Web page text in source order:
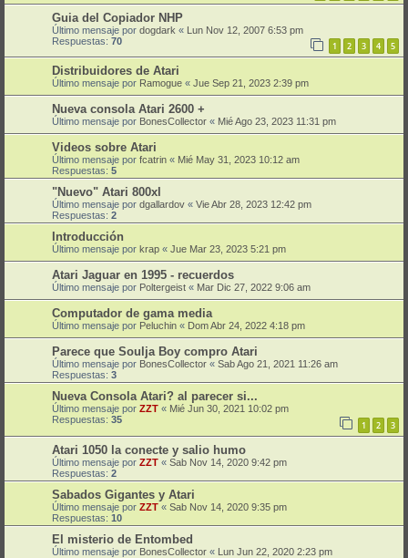
Guia del Copiador NHP
Último mensaje por dogdark « Lun Nov 12, 2007 6:53 pm
Respuestas: 70 1 2 3 4 5
Distribuidores de Atari
Último mensaje por Ramogue « Jue Sep 21, 2023 2:39 pm
Nueva consola Atari 2600 +
Último mensaje por BonesCollector « Mié Ago 23, 2023 11:31 pm
Videos sobre Atari
Último mensaje por fcatrin « Mié May 31, 2023 10:12 am
Respuestas: 5
"Nuevo" Atari 800xl
Último mensaje por dgallardov « Vie Abr 28, 2023 12:42 pm
Respuestas: 2
Introducción
Último mensaje por krap « Jue Mar 23, 2023 5:21 pm
Atari Jaguar en 1995 - recuerdos
Último mensaje por Poltergeist « Mar Dic 27, 2022 9:06 am
Computador de gama media
Último mensaje por Peluchin « Dom Abr 24, 2022 4:18 pm
Parece que Soulja Boy compro Atari
Último mensaje por BonesCollector « Sab Ago 21, 2021 11:26 am
Respuestas: 3
Nueva Consola Atari? al parecer si...
Último mensaje por ZZT « Mié Jun 30, 2021 10:02 pm
Respuestas: 35 1 2 3
Atari 1050 la conecte y salio humo
Último mensaje por ZZT « Sab Nov 14, 2020 9:42 pm
Respuestas: 2
Sabados Gigantes y Atari
Último mensaje por ZZT « Sab Nov 14, 2020 9:35 pm
Respuestas: 10
El misterio de Entombed
Último mensaje por BonesCollector « Lun Jun 22, 2020 2:23 pm